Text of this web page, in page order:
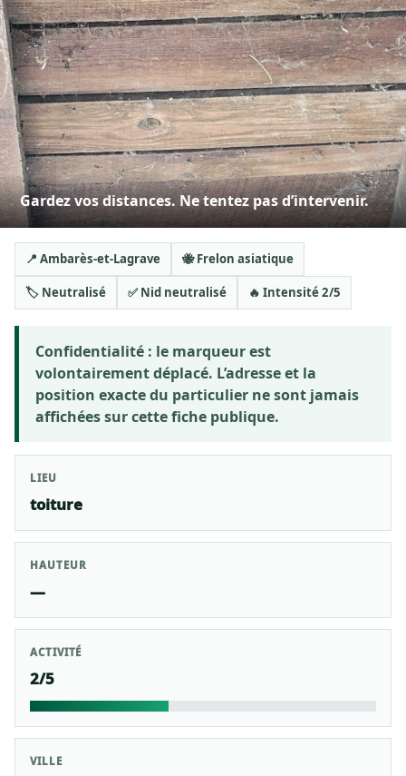
Gardez vos distances. Ne tentez pas d’intervenir.
📍 Ambarès-et-Lagrave 🐝 Frelon asiatique
🏷️ Neutralisé ✅ Nid neutralisé 🔥 Intensité 2/5
Confidentialité : le marqueur est
volontairement déplacé. L’adresse et la
position exacte du particulier ne sont jamais
affichées sur cette fiche publique.
LIEU
toiture
HAUTEUR
—
ACTIVITÉ
2/5
VILLE